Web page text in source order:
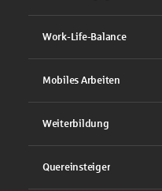
Work-Life-Balance
Mobiles Arbeiten
Weiterbildung
Quereinsteiger